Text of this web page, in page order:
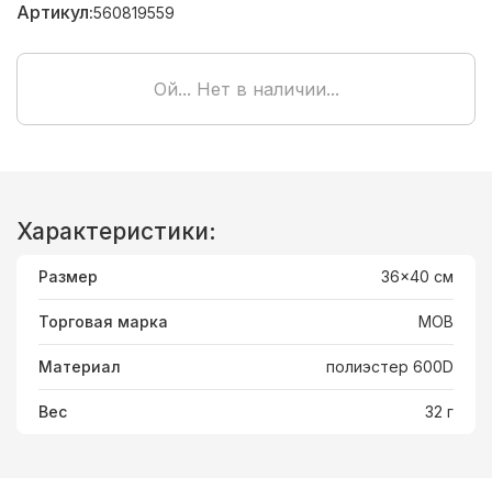
Артикул:560819559
Ой... Нет в наличии...
Характеристики:
Размер 36x40 cм
Торговая марка MOB
Материал полиэстер 600D
Вес 32 г